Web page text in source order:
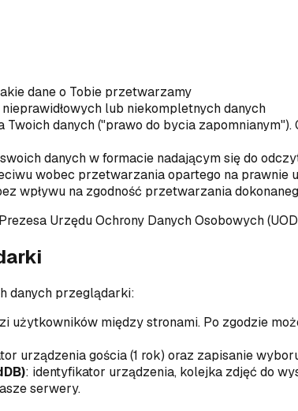
dane o Tobie przetwarzamy
lub niekompletnych danych
Twoich danych ("prawo do bycia
danych w formacie nadającym się do
wobec przetwarzania opartego na prawnie
wpływu na zgodność przetwarzania
Urzędu Ochrony Danych Osobowych
danych przeglądarki:
użytkowników między stronami. Po zgodzie
urządzenia gościa (1 rok) oraz zapisanie
: identyfikator urządzenia, kolejka zdjęć do
serwery.